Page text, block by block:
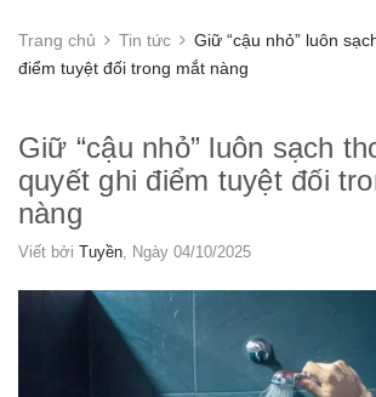
Trang chủ Tin tức
Giữ “cậu nhỏ” luôn
điểm tuyệt đối trong mắt nàng
Giữ “cậu nhỏ” luôn sạch
quyết ghi điểm tuyệt đối
nàng
Viết bởi Tuyền , Ngày 04/10/2025